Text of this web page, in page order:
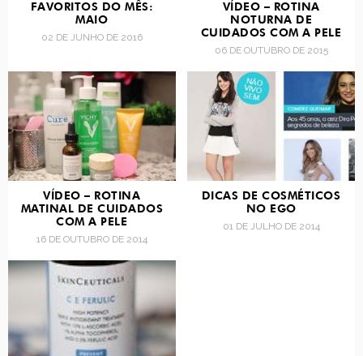
FAVORITOS DO MÊS:
MAIO
02 DE JUNHO DE 2016
VÍDEO – ROTINA
NOTURNA DE
CUIDADOS COM A PELE
06 DE OUTUBRO DE 2015
VÍDEO – ROTINA
MATINAL DE CUIDADOS
COM A PELE
16 DE OUTUBRO DE 2014
DICAS DE COSMÉTICOS
NO EGO
01 DE JULHO DE 2014